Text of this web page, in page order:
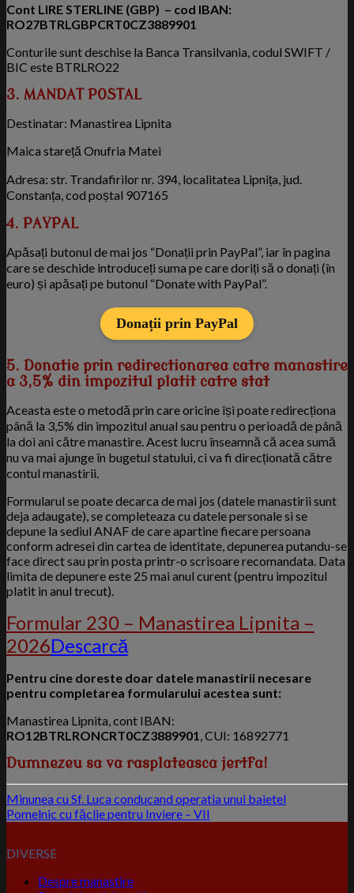
Cont LIRE STERLINE (GBP) – cod IBAN:
RO27BTRLGBPCRT0CZ3889901
Conturile sunt deschise la Banca Transilvania, codul SWIFT /
BIC este BTRLRO22
3. MANDAT POSTAL
Destinatar: Manastirea Lipnita
Maica stareță Onufria Matei
Adresa: str. Trandafirilor nr. 394, localitatea Lipnița, jud.
Constanța, cod poștal 907165
4. PAYPAL
Apăsați butonul de mai jos “Donații prin PayPal”, iar în pagina
care se deschide introduceți suma pe care doriți să o donați (în
euro) și apăsați pe butonul “Donate with PayPal”.
Donații prin PayPal
5. Donatie prin redirectionarea catre manastire
a 3,5% din impozitul platit catre stat
Aceasta este o metodă prin care oricine își poate redirecționa
până la 3,5% din impozitul anual sau pentru o perioadă de până
la doi ani către manastire. Acest lucru înseamnă că acea sumă
nu va mai ajunge în bugetul statului, ci va fi direcționată către
contul manastirii.
Formularul se poate decarca de mai jos (datele manastirii sunt
deja adaugate), se completeaza cu datele personale si se
depune la sediul ANAF de care apartine fiecare persoana
conform adresei din cartea de identitate, depunerea putandu-se
face direct sau prin posta printr-o scrisoare recomandata. Data
limita de depunere este 25 mai anul curent (pentru impozitul
platit in anul trecut).
Formular 230 – Manastirea Lipnita –
2026Descarcă
Pentru cine doreste doar datele manastirii necesare
pentru completarea formularului acestea sunt:
Manastirea Lipnita, cont IBAN:
RO12BTRLRONCRT0CZ3889901, CUI: 16892771
Dumnezeu sa va rasplateasca jertfa!
Minunea cu Sf. Luca conducand operatia unui baietel
Pomelnic cu făclie pentru Inviere – VII
DIVERSE
Despre manastire